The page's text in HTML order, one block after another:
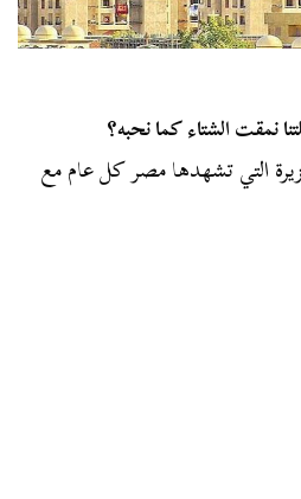
نمقت الشتاء كما نحبه؟
التي تشهدها مصر كل عام مع